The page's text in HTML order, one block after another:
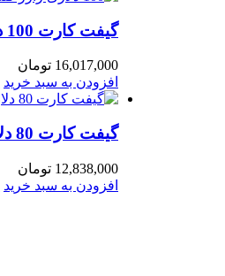
گیفت کارت 100 دلاری ریزر گلد سنگاپور
16,017,000 تومان
افزودن به سبد خرید
گیفت کارت 80 دلاری ریزر گلد سنگاپور
12,838,000 تومان
افزودن به سبد خرید